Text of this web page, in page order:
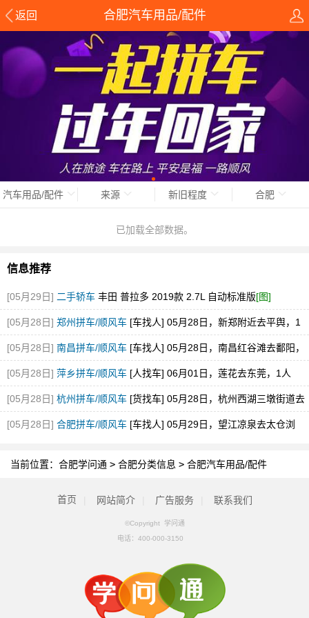
返回 合肥汽车用品/配件
汽车用品/配件 来源 新旧程度 合肥
已加载全部数据。
信息推荐
[05月29日] 二手轿车 丰田 普拉多 2019款 2.7L 自动标准版[图]
[05月28日] 郑州拼车/顺风车 [车找人] 05月28日，新郑附近去平舆，1
空位，途经新蔡
[05月28日] 南昌拼车/顺风车 [车找人] 05月28日，南昌红谷滩去鄱阳，
1空位
[05月28日] 萍乡拼车/顺风车 [人找车] 06月01日，莲花去东莞，1人
[05月28日] 杭州拼车/顺风车 [货找车] 05月28日，杭州西湖三墩街道去
砀山县经开区
[05月28日] 合肥拼车/顺风车 [车找人] 05月29日，望江凉泉去太仓浏
当前位置： 合肥学问通 > 合肥分类信息 > 合肥汽车用品/配件
首页 网站简介 广告服务 联系我们
©Copyright 学问通
电话： 400-000-3150